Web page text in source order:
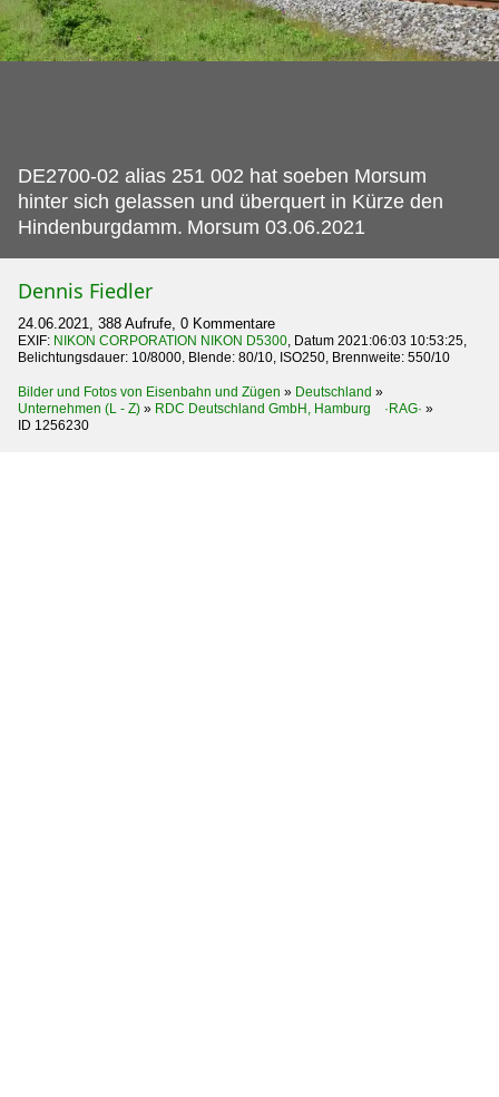
DE2700-02 alias 251 002 hat soeben Morsum
hinter sich gelassen und überquert in Kürze den
Hindenburgdamm. Morsum 03.06.2021
Dennis Fiedler
24.06.2021, 388 Aufrufe, 0 Kommentare
EXIF: NIKON CORPORATION NIKON D5300, Datum 2021:06:03 10:53:25,
Belichtungsdauer: 10/8000, Blende: 80/10, ISO250, Brennweite: 550/10
Bilder und Fotos von Eisenbahn und Zügen » Deutschland »
Unternehmen (L - Z) » RDC Deutschland GmbH, Hamburg ·RAG· »
ID 1256230